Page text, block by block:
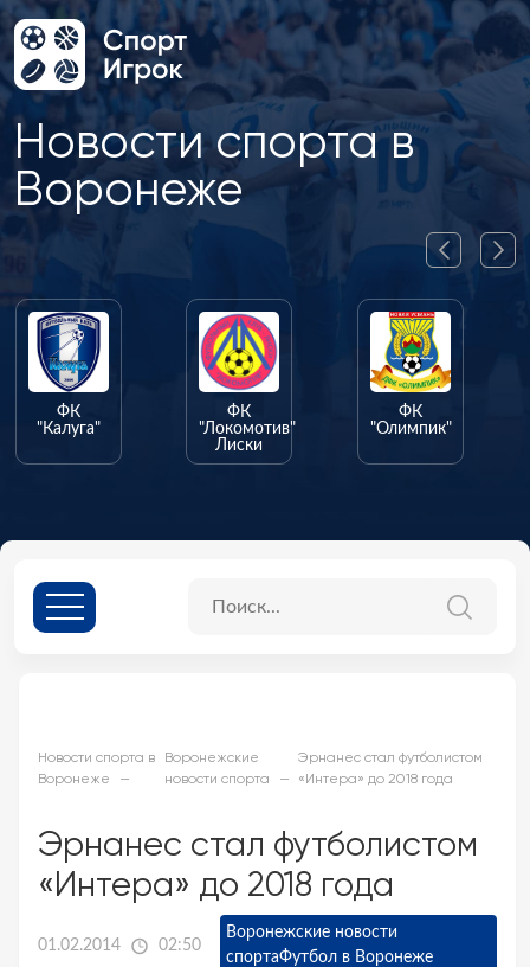
Новости спорта в
Воронеже
ФК
"Калуга"
ФК
"Локомотив"
Лиски
ФК
"Олимпик"
Новости спорта в
Воронеже
Воронежские
новости спорта
Эрнанес стал футболистом
«Интера» до 2018 года
Эрнанес стал футболистом
«Интера» до 2018 года
01.02.2014 02:50
Воронежские новости
спортаФутбол в Воронеже